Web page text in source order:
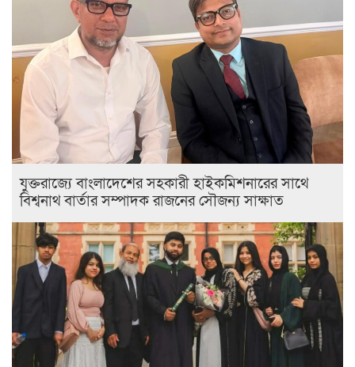
যুক্তরাজ্যে বাংলাদেশের সহকারী হাইকমিশনারের সাথে
বিশ্বনাথ বার্তার সম্পাদক রাজনের সৌজন্য সাক্ষাত